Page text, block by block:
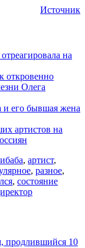
Источник
на
откровенно
Олега
и его бывшая жена
артистов на
, артист,
, разное,
, состояние
продлившийся 10